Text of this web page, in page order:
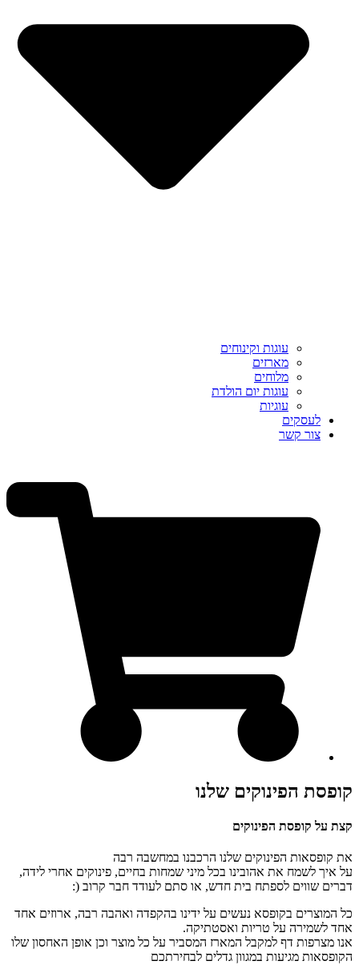
עוגות וקינוחים
מארזים
מלוחים
עוגות יום הולדת
עוגיות
לעסקים
צור קשר
הפינוקים שלנו
על קופסת הפינוקים
הפינוקים שלנו הרכבנו במחשבה רבה
לשמח את אהובינו בכל מיני שמחות בחיים, פינוקים אחרי לידה,
שווים לספתח בית חדש, או סתם לעודד חבר קרוב (:
בקופסא נעשים על ידינו בהקפדה ואהבה רבה, ארוזים אחד
לשמירה על טריות ואסטתיקה.
מצרפות דף למקבל המארז המסביר על כל מוצר וכן אופן האחסון שלו
מגיעות במגוון גדלים לבחירתכם